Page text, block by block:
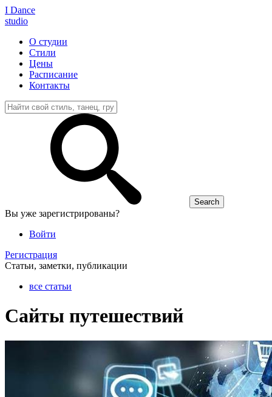
I Dance
studio
О студии
Стили
Цены
Расписание
Контакты
Вы уже зарегистрированы?
Войти
Регистрация
Статьи, заметки, публикации
все статьи
Сайты путешествий